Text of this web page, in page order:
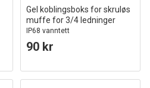
Gel koblingsboks for skruløs
muffe for 3/4 ledninger
IP68 vanntett
90 kr